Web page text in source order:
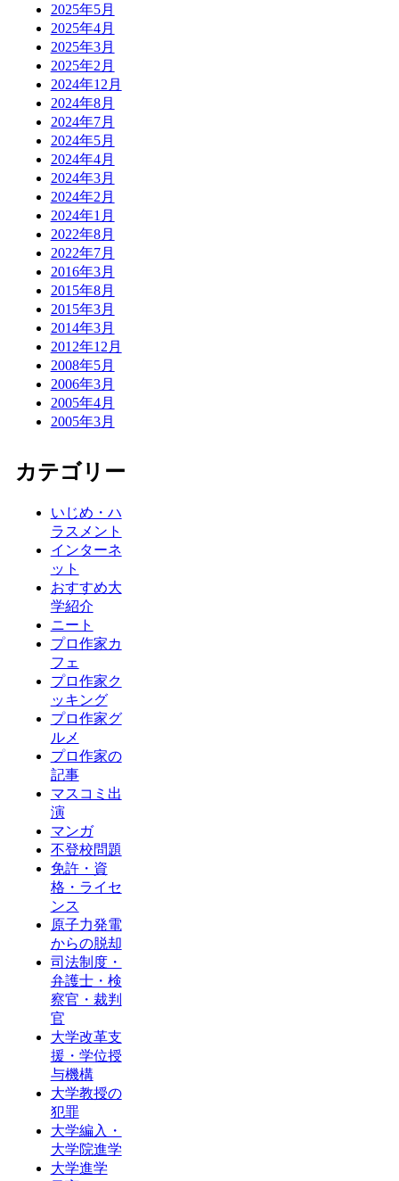
2025年5月
2025年4月
2025年3月
2025年2月
2024年12月
2024年8月
2024年7月
2024年5月
2024年4月
2024年3月
2024年2月
2024年1月
2022年8月
2022年7月
2016年3月
2015年8月
2015年3月
2014年3月
2012年12月
2008年5月
2006年3月
2005年4月
2005年3月
カテゴリー
いじめ・ハ
ラスメント
インターネ
ット
おすすめ大
学紹介
ニート
プロ作家カ
フェ
プロ作家ク
ッキング
プロ作家グ
ルメ
プロ作家の
記事
マスコミ出
演
マンガ
不登校問題
免許・資
格・ライセ
ンス
原子力発電
からの脱却
司法制度・
弁護士・検
察官・裁判
官
大学改革支
援・学位授
与機構
大学教授の
犯罪
大学編入・
大学院進学
大学進学